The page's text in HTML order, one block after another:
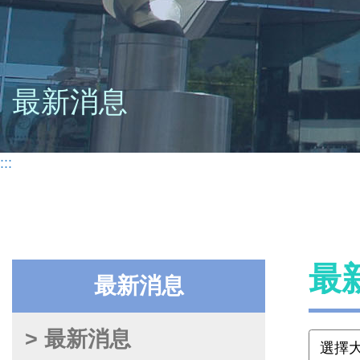
最新消息
:::
最新消息
> 最新消息
最